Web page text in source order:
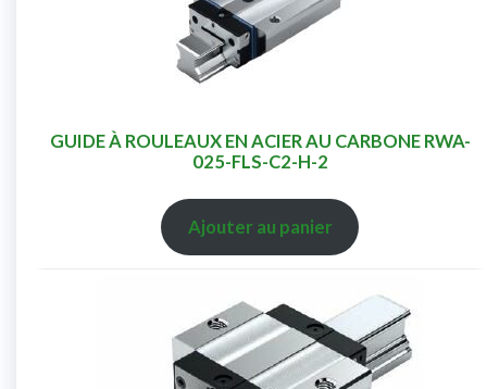
GUIDE À ROULEAUX EN ACIER AU CARBONE RWA-
025-FLS-C2-H-2
Ajouter au panier